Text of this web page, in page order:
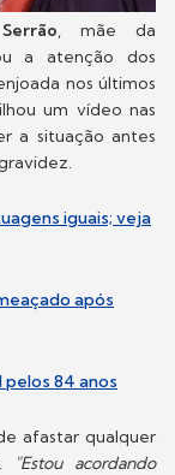
, mãe da
a atenção dos
nos últimos
um vídeo nas
a situação antes
iguais; veja
após
84 anos
afastar qualquer
"Estou acordando